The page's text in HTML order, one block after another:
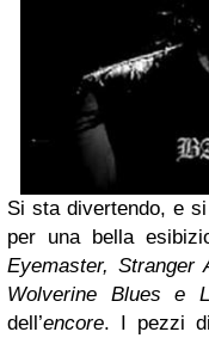
Si sta divertendo, e
per una bella
Eyemaster, Stranger
Wolverine Blues e
dell’encore. I pezzi